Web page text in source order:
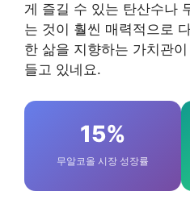
게 즐길 수 있는 탄산수나
는 것이 훨씬 매력적으로
한 삶을 지향하는 가치관
들고 있네요.
15%
무알코올 시장 성장률